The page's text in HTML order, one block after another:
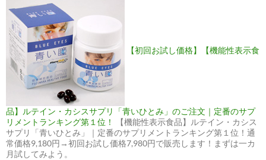
【初回お試し価格】【機能性表示食
品】ルテイン・カシスサプリ「青いひとみ」のご注文｜定番のサプ
リメントランキング第１位！
【機能性表示食品】ルテイン・カシス
サプリ「青いひとみ」｜定番のサプリメントランキング第１位！通
常価格9,180円→初回お試し価格7,980円で販売します！まずは一カ
月試してみよう。